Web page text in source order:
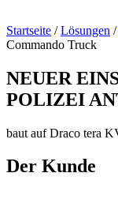
Startseite /Lösungen /
Commando Truck
NEUER
POLIZEI
baut auf Draco tera
Der Kunde